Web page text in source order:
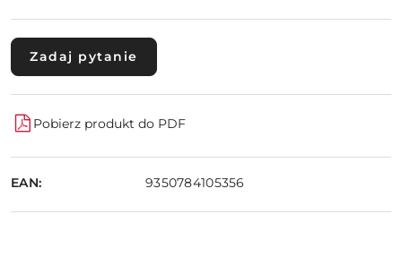
Zadaj pytanie
Pobierz produkt do PDF
EAN: 9350784105356